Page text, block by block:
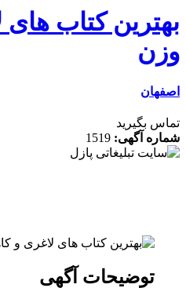
کتاب های
بگیرید
آگهی:1519
توضیحات آگهی